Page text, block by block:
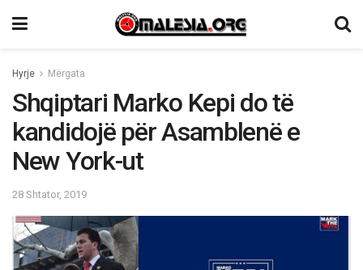
Hyrje Mërgata
Shqiptari Marko Kepi do të
kandidojë për Asamblenë e
New York-ut
28 Shtator, 2019